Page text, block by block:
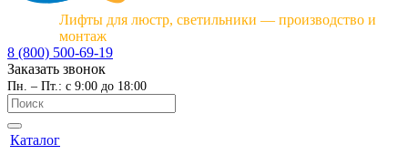
Лифты для люстр, светильники — производство и
монтаж
8 (800) 500-69-19
Заказать звонок
Пн. – Пт.: с 9:00 до 18:00
Каталог